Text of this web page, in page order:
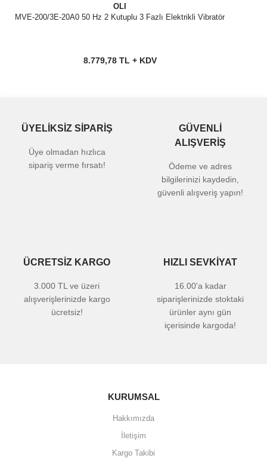
OLI
MVE-200/3E-20A0 50 Hz 2 Kutuplu 3 Fazlı Elektrikli Vibratör
8.779,78 TL + KDV
ÜYELİKSİZ SİPARİŞ
Üye olmadan hızlıca
sipariş verme fırsatı!
GÜVENLİ
ALIŞVERİŞ
Ödeme ve adres
bilgilerinizi kaydedin,
güvenli alışveriş yapın!
ÜCRETSİZ KARGO
3.000 TL ve üzeri
alışverişlerinizde kargo
ücretsiz!
HIZLI SEVKİYAT
16.00'a kadar
siparişlerinizde stoktaki
ürünler aynı gün
içerisinde kargoda!
KURUMSAL
Hakkımızda
İletişim
Kargo Takibi